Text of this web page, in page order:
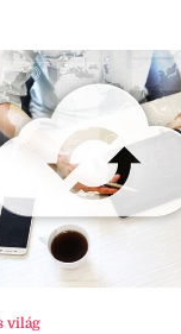
világ